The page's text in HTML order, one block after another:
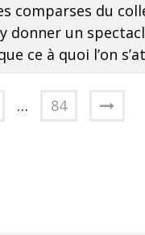
comparses du
donner un
ce à quoi l’on
… 84